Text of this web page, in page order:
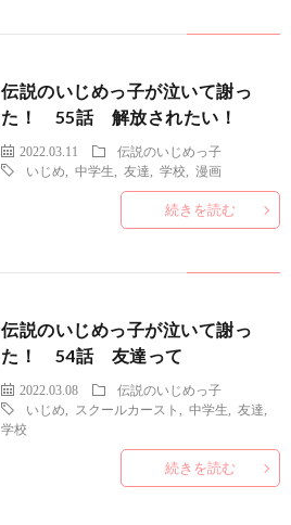
伝説のいじめっ子が泣いて謝っ
た！ 55話 解放されたい！
2022.03.11
伝説のいじめっ子
いじめ
,中学生 友達 ,学校 ,漫画
続きを読む
伝説のいじめっ子が泣いて謝っ
た！ 54話 友達って
2022.03.08
伝説のいじめっ子
いじめ
スクールカースト ,中学生 友達
学校
続きを読む